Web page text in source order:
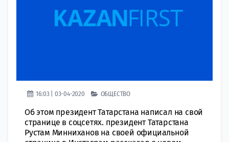
16:03 | 03-04-2020 ОБЩЕСТВО
Об этом президент Татарстана написал на свой
странице в соцсетях. президент Татарстана
Рустам Минниханов на своей официальной